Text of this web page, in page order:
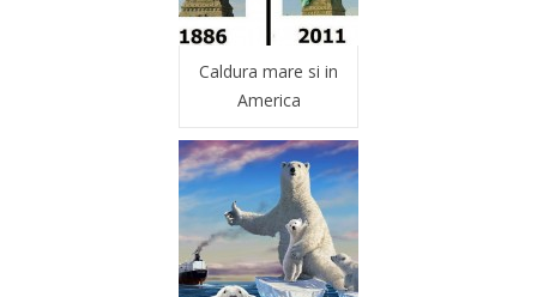
Caldura mare si in
America